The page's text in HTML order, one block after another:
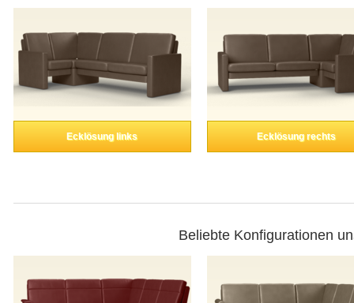
Ecklösung links Ecklösung rechts
Beliebte Konfigurationen